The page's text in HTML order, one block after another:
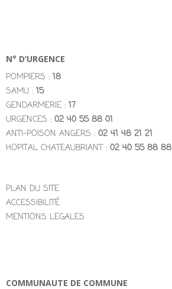
N° D’URGENCE
POMPIERS : 18
SAMU : 15
GENDARMERIE : 17
URGENCES : 02 40 55 88 01
ANTI-POISON ANGERS : 02 41 48 21 21
HOPITAL CHATEAUBRIANT : 02 40 55 88 88
PLAN DU SITE
ACCESSIBILITÉ
MENTIONS LEGALES
COMMUNAUTE DE COMMUNE